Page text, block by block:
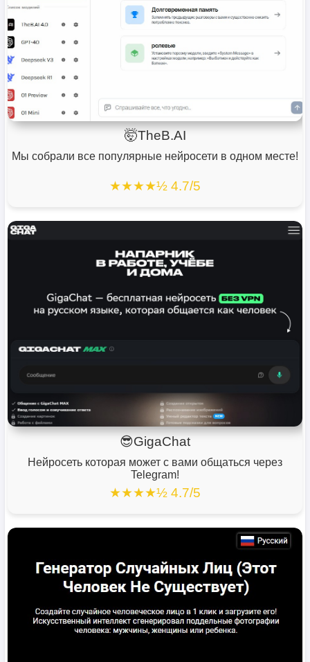
🤯TheB.AI
Мы собрали все популярные нейросети в одном месте!
★★★★½ 4.7/5
😎GigaChat
Нейросеть которая может с вами общаться через
Telegram!
★★★★½ 4.7/5